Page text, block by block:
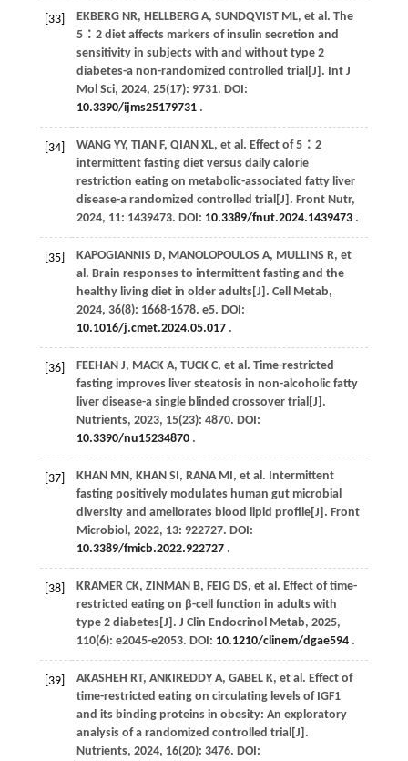
[33] EKBERG NR, HELLBERG A, SUNDQVIST ML, et al . The
5‍∶‍2 diet affects markers of insulin secretion and
sensitivity in subjects with and without type 2
diabetes-a non-randomized controlled trial[J]. Int J
Mol Sci, 2024, 25(17): 9731. DOI:
10.3390/ijms25179731.
[34] WANG YY, TIAN F, QIAN XL, et al . Effect of 5∶‍2
intermittent fasting diet versus daily calorie
restriction eating on metabolic-associated fatty liver
disease-a randomized controlled trial[J]. Front Nutr,
2024, 11: 1439473. DOI: 10.3389/fnut.2024.1439473.
[35] KAPOGIANNIS D, MANOLOPOULOS A, MULLINS R, et
al . Brain responses to intermittent fasting and the
healthy living diet in older adults[J]. Cell Metab,
2024, 36(8): 1668-1678. e5. DOI:
10.1016/j.cmet.2024.05.017.
[36] FEEHAN J, MACK A, TUCK C, et al . Time-restricted
fasting improves liver steatosis in non-alcoholic fatty
liver disease-a single blinded crossover trial[J].
Nutrients, 2023, 15(23): 4870. DOI:
10.3390/nu15234870.
[37] KHAN MN, KHAN SI, RANA MI, et al . Intermittent
fasting positively modulates human gut microbial
diversity and ameliorates blood lipid profile[J]. Front
Microbiol , 2022, 13: 922727. DOI:
10.3389/fmicb.2022.922727.
[38] KRAMER CK, ZINMAN B, FEIG DS, et al . Effect of time-
restricted eating on β-cell function in adults with
type 2 diabetes[J]. J Clin Endocrinol Metab, 2025,
110(6): e2045-e2053. DOI: 10.1210/clinem/dgae594.
[39] AKASHEH RT, ANKIREDDY A, GABEL K, et al . Effect of
time-restricted eating on circulating levels of IGF1
and its binding proteins in obesity: An exploratory
analysis of a randomized controlled trial[J].
Nutrients, 2024, 16(20): 3476. DOI: